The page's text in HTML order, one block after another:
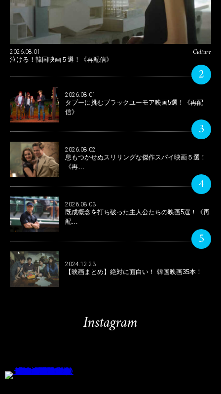
Culture
2026.08.01
泣ける！韓国映画５選！《再配信》
2
2026.08.01
タブーに挑むブラックユーモア映画5選！《再配
信》
3
2026.08.02
息もつかせぬスリリングな傑作スパイ映画５選！
《再…
4
2026.08.03
既成概念を打ち破った主人公たちの映画5選！《再
配…
5
2024.12.23
【映画まとめ】絶対に面白い！ 韓国映画35本！
Instagram